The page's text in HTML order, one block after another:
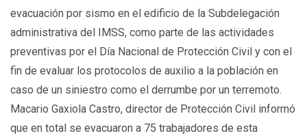
evacuación por sismo en el edificio de la Subdelegación
administrativa del IMSS, como parte de las actividades
preventivas por el Día Nacional de Protección Civil y con el
fin de evaluar los protocolos de auxilio a la población en
caso de un siniestro como el derrumbe por un terremoto.
Macario Gaxiola Castro, director de Protección Civil informó
que en total se evacuaron a 75 trabajadores de esta